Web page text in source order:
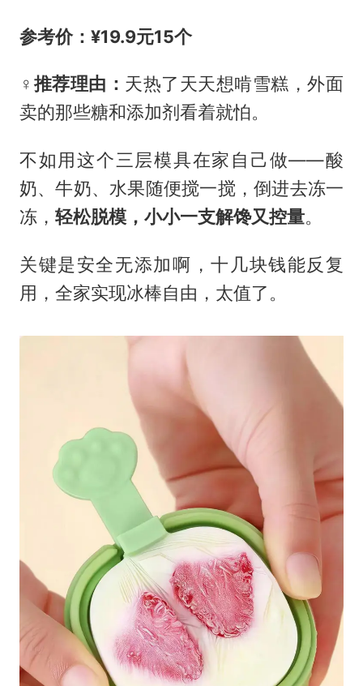
参考价：¥19.9元15个
‍♀️推荐理由： 天热了天天想啃雪糕，外面
卖的那些糖和添加剂看着就怕。
不如用这个三层模具在家自己做——酸
奶、牛奶、水果随便搅一搅，倒进去冻一
冻， 轻松脱模，小小一支解馋又控量。
关键是安全无添加啊，十几块钱能反复
用，全家实现冰棒自由，太值了。